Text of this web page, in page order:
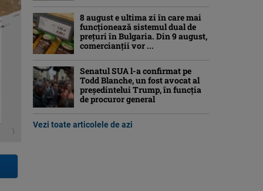
8 august e ultima zi în care mai
funcționează sistemul dual de
prețuri în Bulgaria. Din 9 august,
comercianții vor ...
Senatul SUA l-a confirmat pe
Todd Blanche, un fost avocat al
președintelui Trump, în funcția
de procuror general
Vezi toate articolele de azi